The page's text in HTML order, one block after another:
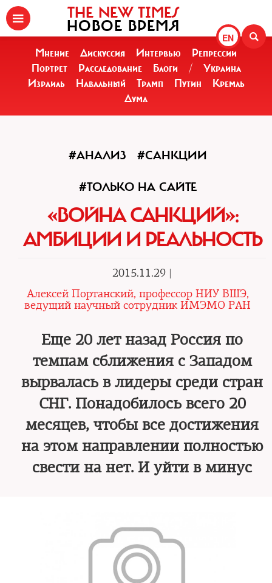
EN
THE NEW TIMES
НОВОЕ ВРЕМЯ
Мнение Дискуссия Интервью
Репрессии
Портрет
Расследование Блоги /
Украина
Израиль
Навальный Трамп Путин
Кремль
Дума
#АНАЛИЗ #САНКЦИИ
#ТОЛЬКО НА САЙТЕ
«ВОЙНА САНКЦИЙ»:
АМБИЦИИ И РЕАЛЬНОСТЬ
2015.11.29 |
Алексей Портанский, профессор НИУ ВШЭ,
ведущий научный сотрудник ИМЭМО РАН
Еще 20 лет назад Россия по
темпам сближения с Западом
вырвалась в лидеры среди стран
СНГ. Понадобилось всего 20
месяцев, чтобы все достижения
на этом направлении полностью
свести на нет. И уйти в минус